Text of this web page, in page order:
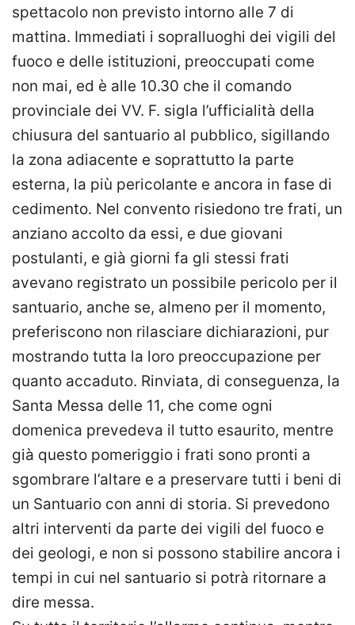
spettacolo non previsto intorno alle 7 di
mattina. Immediati i sopralluoghi dei vigili del
fuoco e delle istituzioni, preoccupati come
non mai, ed è alle 10.30 che il comando
provinciale dei VV. F. sigla l’ufficialità della
chiusura del santuario al pubblico, sigillando
la zona adiacente e soprattutto la parte
esterna, la più pericolante e ancora in fase di
cedimento. Nel convento risiedono tre frati, un
anziano accolto da essi, e due giovani
postulanti, e già giorni fa gli stessi frati
avevano registrato un possibile pericolo per il
santuario, anche se, almeno per il momento,
preferiscono non rilasciare dichiarazioni, pur
mostrando tutta la loro preoccupazione per
quanto accaduto. Rinviata, di conseguenza, la
Santa Messa delle 11, che come ogni
domenica prevedeva il tutto esaurito, mentre
già questo pomeriggio i frati sono pronti a
sgombrare l’altare e a preservare tutti i beni di
un Santuario con anni di storia. Si prevedono
altri interventi da parte dei vigili del fuoco e
dei geologi, e non si possono stabilire ancora i
tempi in cui nel santuario si potrà ritornare a
dire messa.